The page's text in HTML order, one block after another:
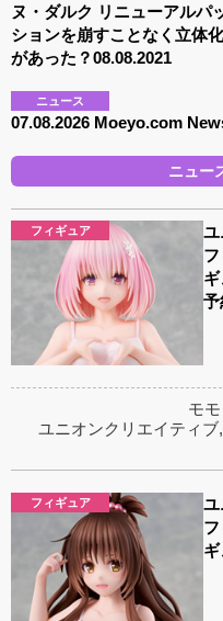
ヌ・ダルク リニューアルパ
ションを崩すことなく立体
があった？08.08.2021
ニュース
07.08.2026 Moeyo.com
ニュー
フィギュア
ユ
予
モ
ユニオンクリエイティブ,
フィギュア
ユ